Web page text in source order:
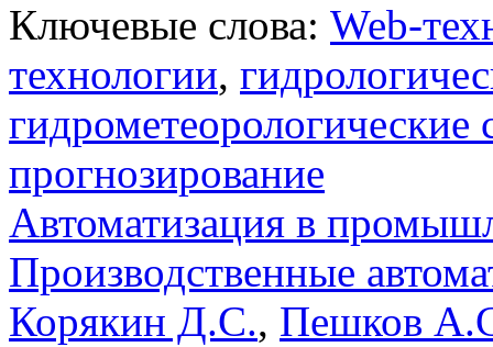
Ключевые слова: Web-
технологии,
гидрометеорологические
прогнозирование
Автоматизация в
Производственные
Корякин Д.С., Пешков